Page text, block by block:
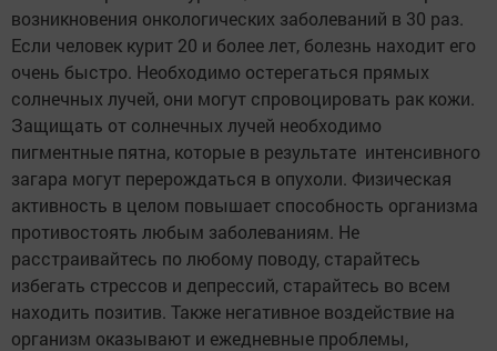
возникновения онкологических заболеваний в 30 раз.
Если человек курит 20 и более лет, болезнь находит его
очень быстро. Необходимо остерегаться прямых
солнечных лучей, они могут спровоцировать рак кожи.
Защищать от солнечных лучей необходимо
пигментные пятна, которые в результате интенсивного
загара могут перерождаться в опухоли. Физическая
активность в целом повышает способность организма
противостоять любым заболеваниям. Не
расстраивайтесь по любому поводу, старайтесь
избегать стрессов и депрессий, старайтесь во всем
находить позитив. Также негативное воздействие на
организм оказывают и ежедневные проблемы,